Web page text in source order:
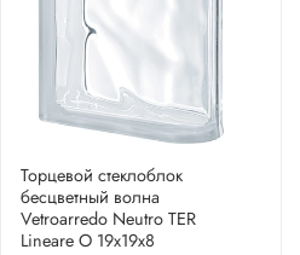
Торцевой стеклоблок
бесцветный волна
Vetroarredo Neutro TER
Lineare O 19x19x8